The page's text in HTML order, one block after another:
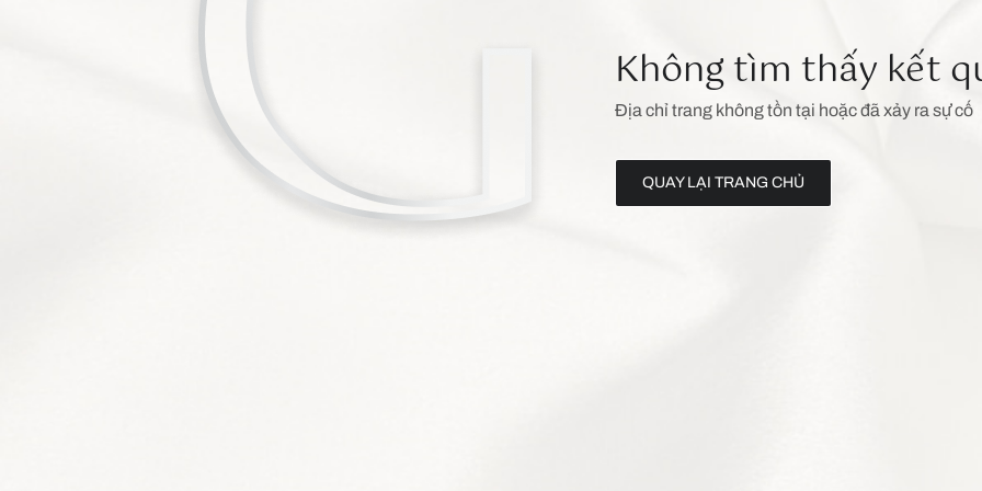
Không tìm thấy kết
Địa chỉ trang không tồn tại hoặc đã xảy ra sự cố
QUAY LẠI TRANG CHỦ